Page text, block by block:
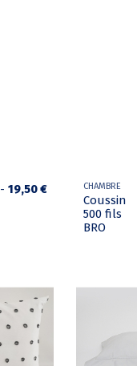
- 19,50 € CHAMBRE
Coussin
500 fils
BRO